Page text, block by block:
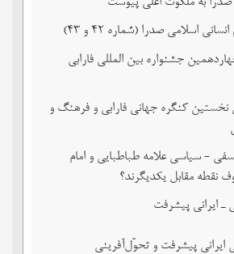
اسلامی صدرا (شماره 42 و 43)
جشنواره بین المللی فارابی
نخستین کنگره جهانی فارابی و فرهنگ و
- سیاسی علامه طباطبایی و امام
نقطه مقابل یکدیگرند؟
ـ ایرانی پیشرفت
ایرانی پیشرفت و تحوّل‌آفرینی